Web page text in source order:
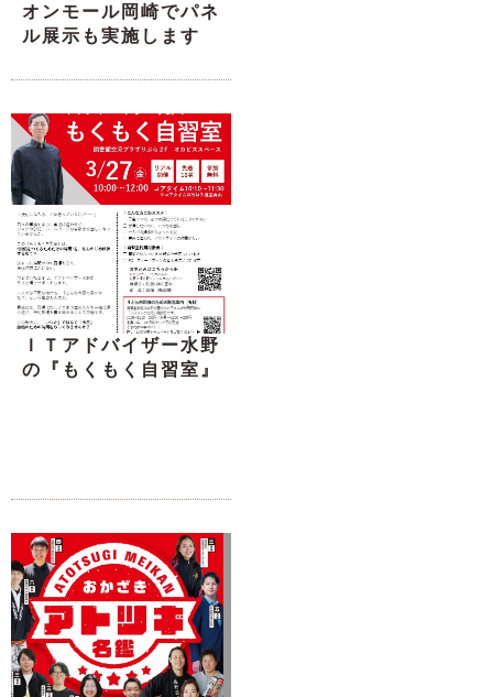
オンモール岡崎でパネ
ル展示も実施します
ＩＴアドバイザー水野
の『もくもく自習室』